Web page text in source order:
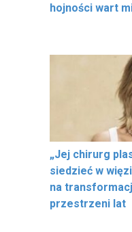
hojności wart
„Jej chirurg
siedzieć w
na
przestrzeni lat